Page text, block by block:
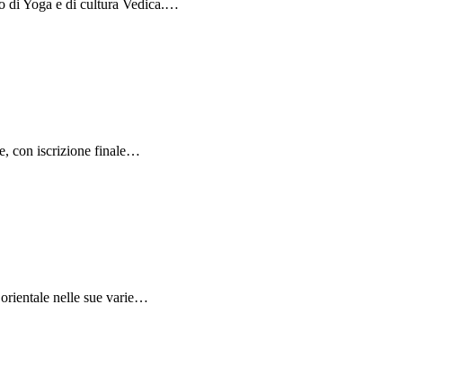
di Yoga e di cultura Vedica.…
con iscrizione finale…
nelle sue varie…